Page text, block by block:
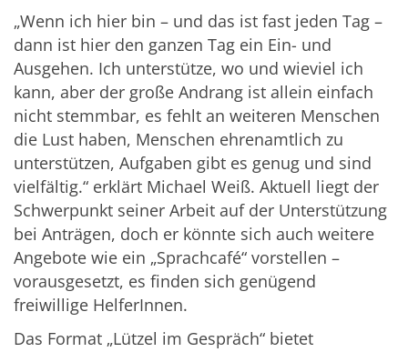
„Wenn ich hier bin – und das ist fast jeden Tag –
dann ist hier den ganzen Tag ein Ein- und
Ausgehen. Ich unterstütze, wo und wieviel ich
kann, aber der große Andrang ist allein einfach
nicht stemmbar, es fehlt an weiteren Menschen
die Lust haben, Menschen ehrenamtlich zu
unterstützen, Aufgaben gibt es genug und sind
vielfältig.“ erklärt Michael Weiß. Aktuell liegt der
Schwerpunkt seiner Arbeit auf der Unterstützung
bei Anträgen, doch er könnte sich auch weitere
Angebote wie ein „Sprachcafé“ vorstellen –
vorausgesetzt, es finden sich genügend
freiwillige HelferInnen.
Das Format „Lützel im Gespräch“ bietet